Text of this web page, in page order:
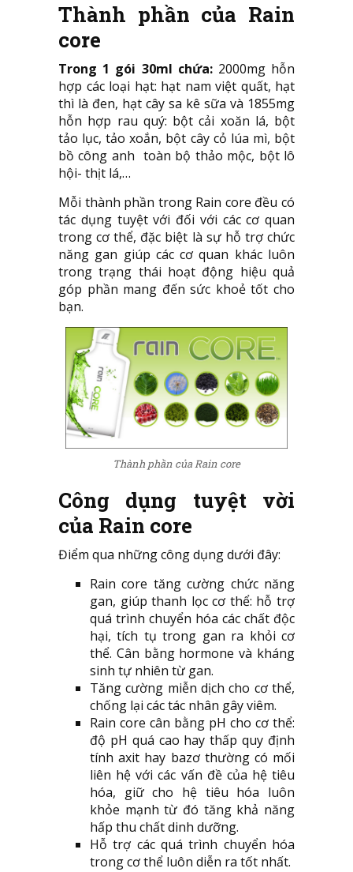
Thành phần của Rain
core
Trong 1 gói 30ml chứa: 2000mg hỗn
hợp các loại hạt: hạt nam việt quất, hạt
thì là đen, hạt cây sa kê sữa và 1855mg
hỗn hợp rau quý: bột cải xoăn lá, bột
tảo lục, tảo xoắn, bột cây cỏ lúa mì, bột
bồ công anh toàn bộ thảo mộc, bột lô
hội- thịt lá,…
Mỗi thành phần trong Rain core đều có
tác dụng tuyệt với đối với các cơ quan
trong cơ thể, đặc biệt là sự hỗ trợ chức
năng gan giúp các cơ quan khác luôn
trong trạng thái hoạt động hiệu quả
góp phần mang đến sức khoẻ tốt cho
bạn.
Thành phần của Rain core
Công dụng tuyệt vời
của Rain core
Điểm qua những công dụng dưới đây:
Rain core tăng cường chức năng
gan, giúp thanh lọc cơ thể: hỗ trợ
quá trình chuyển hóa các chất độc
hại, tích tụ trong gan ra khỏi cơ
thể. Cân bằng hormone và kháng
sinh tự nhiên từ gan.
Tăng cường miễn dịch cho cơ thể,
chống lại các tác nhân gây viêm.
Rain core cân bằng pH cho cơ thể:
độ pH quá cao hay thấp quy định
tính axit hay bazơ thường có mối
liên hệ với các vấn đề của hệ tiêu
hóa, giữ cho hệ tiêu hóa luôn
khỏe mạnh từ đó tăng khả năng
hấp thu chất dinh dưỡng.
Hỗ trợ các quá trình chuyển hóa
trong cơ thể luôn diễn ra tốt nhất.